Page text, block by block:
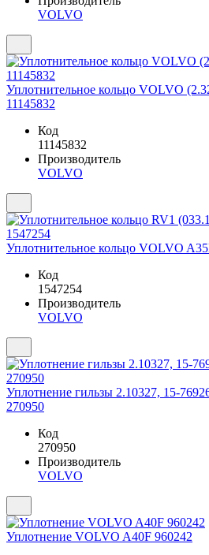
VOLVO
Уплотнительное кольцо VOLVO
11145832
Код
11145832
Производитель
VOLVO
Уплотнительное кольцо VOLVO
Код
1547254
Производитель
VOLVO
Уплотнение гильзы 2.10327, 15-
270950
Код
270950
Производитель
VOLVO
Уплотнение VOLVO A40F 960242